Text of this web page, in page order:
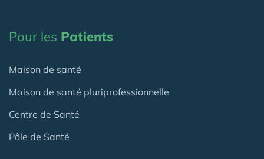
Pour les Patients
Maison de santé
Maison de santé pluriprofessionnelle
Centre de Santé
Pôle de Santé